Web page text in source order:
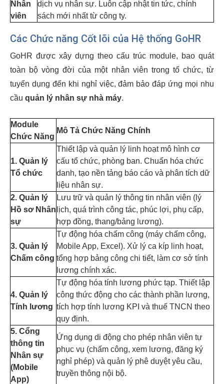
Nhân
viên
dịch vụ nhân sự. Luôn cập nhật tin tức, chính
sách mới nhất từ công ty.
Các Chức năng Cốt lõi của Hệ thống GoHR
GoHR được xây dựng theo cấu trúc module, bao quát
toàn bộ vòng đời của một nhân viên trong tổ chức, từ
tuyển dụng đến khi nghỉ việc, đảm bảo đáp ứng mọi nhu
cầu quản lý nhân sự nhà máy.
Module
Chức Năng
Mô Tả Chức Năng Chính
1. Quản lý
Tổ chức
Thiết lập và quản lý linh hoạt mô hình cơ
cấu tổ chức, phòng ban. Chuẩn hóa chức
danh, tạo nền tảng báo cáo và phân tích dữ
liệu nhân sự.
2. Quản lý
Hồ sơ Nhân
sự
Lưu trữ và quản lý thông tin nhân viên (lý
lịch, quá trình công tác, phúc lợi, phụ cấp,
hợp đồng, thang/bảng lương).
3. Quản lý
Chấm công
Tự động hóa chấm công (máy chấm công,
Mobile App, Excel). Xử lý ca kíp linh hoạt,
tổng hợp bảng công chi tiết, làm cơ sở tính
lương chính xác.
4. Quản lý
Tính lương
Tự động hóa tính lương phức tạp. Thiết lập
công thức động cho các thành phần lương,
tích hợp tính lương KPI và thuế TNCN theo
quy định.
5. Cổng
thông tin
Nhân sự
(Mobile
App)
Ứng dụng di động cho phép nhân viên tự
phục vụ (chấm công, xem lương, đăng ký
nghỉ phép) và quản lý phê duyệt yêu cầu,
truyền thông nội bộ.